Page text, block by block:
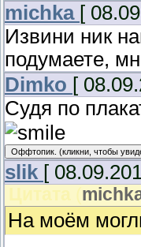
michka [
Извини ник
подумаете,
Dimko [
Судя по
slik [
Цитата (
На моём